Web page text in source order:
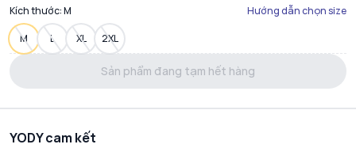
Kích thước:M Hướng dẫn chọn size
M L XL 2XL
Sản phẩm đang tạm hết hàng
YODY cam kết